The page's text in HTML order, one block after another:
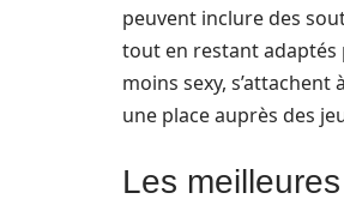
peuvent inclure des
tout en restant adaptés
moins sexy,
une place auprès des
Les